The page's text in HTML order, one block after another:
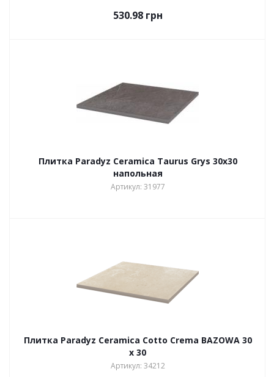
530.98грн
Плитка Paradyz Ceramica Taurus Grys 30x30
напольная
Артикул: 31977
Плитка Paradyz Ceramica Cotto Crema BAZOWA 30
x 30
Артикул: 34212